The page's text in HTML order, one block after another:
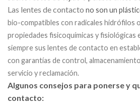
Las lentes de contacto no son un
bio-compatibles con radicales hidrófilos
propiedades fisicoquímicas y fisiológicas
siempre sus lentes de contacto en
con garantías de control,
servicio y reclamación.
Algunos consejos para ponerse y
contacto: